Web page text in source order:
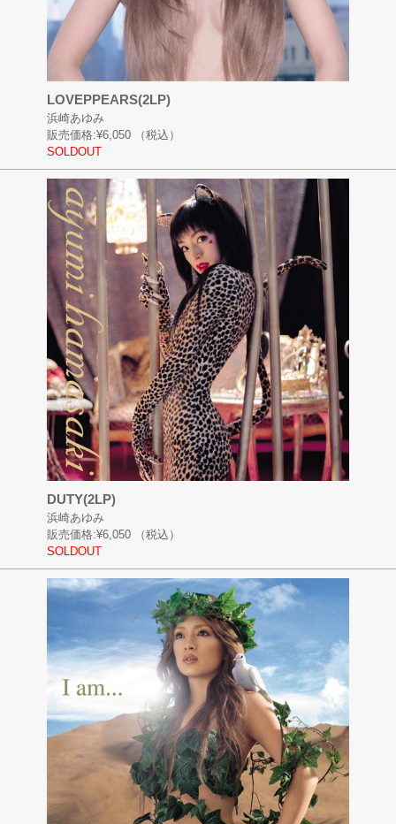
LOVEPPEARS(2LP)
浜崎あゆみ
販売価格:¥6,050
（税込）
SOLDOUT
DUTY(2LP)
浜崎あゆみ
販売価格:¥6,050
（税込）
SOLDOUT